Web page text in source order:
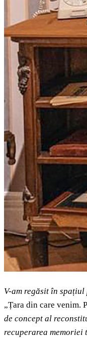
V-am regăsit în spațiul
„Țara din care venim.
de concept al
recuperarea